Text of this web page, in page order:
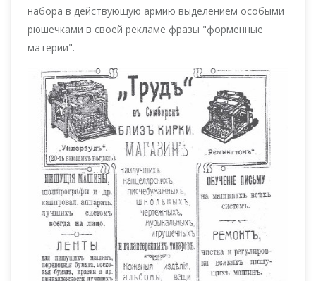
набора в действующую армию выделением особыми
рюшечками в своей рекламе фразы "форменные
материи".